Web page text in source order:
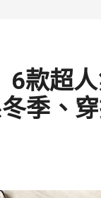
款超
季、